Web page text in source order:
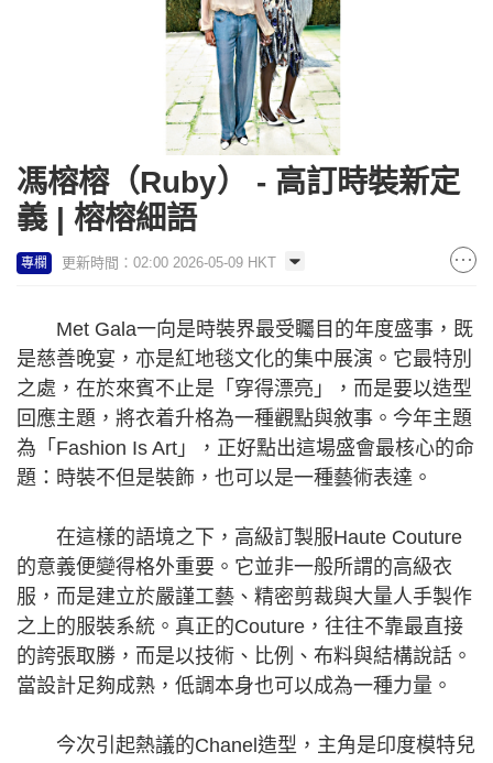
馮榕榕（Ruby） - 高訂時裝新定
義 | 榕榕細語
專欄 更新時間：02:00 2026-05-09 HKT
Met Gala一向是時裝界最受矚目的年度盛事，既
是慈善晚宴，亦是紅地毯文化的集中展演。它最特別
之處，在於來賓不止是「穿得漂亮」，而是要以造型
回應主題，將衣着升格為一種觀點與敘事。今年主題
為「Fashion Is Art」，正好點出這場盛會最核心的命
題：時裝不但是裝飾，也可以是一種藝術表達。
在這樣的語境之下，高級訂製服Haute Couture
的意義便變得格外重要。它並非一般所謂的高級衣
服，而是建立於嚴謹工藝、精密剪裁與大量人手製作
之上的服裝系統。真正的Couture，往往不靠最直接
的誇張取勝，而是以技術、比例、布料與結構說話。
當設計足夠成熟，低調本身也可以成為一種力量。
今次引起熱議的Chanel造型，主角是印度模特兒